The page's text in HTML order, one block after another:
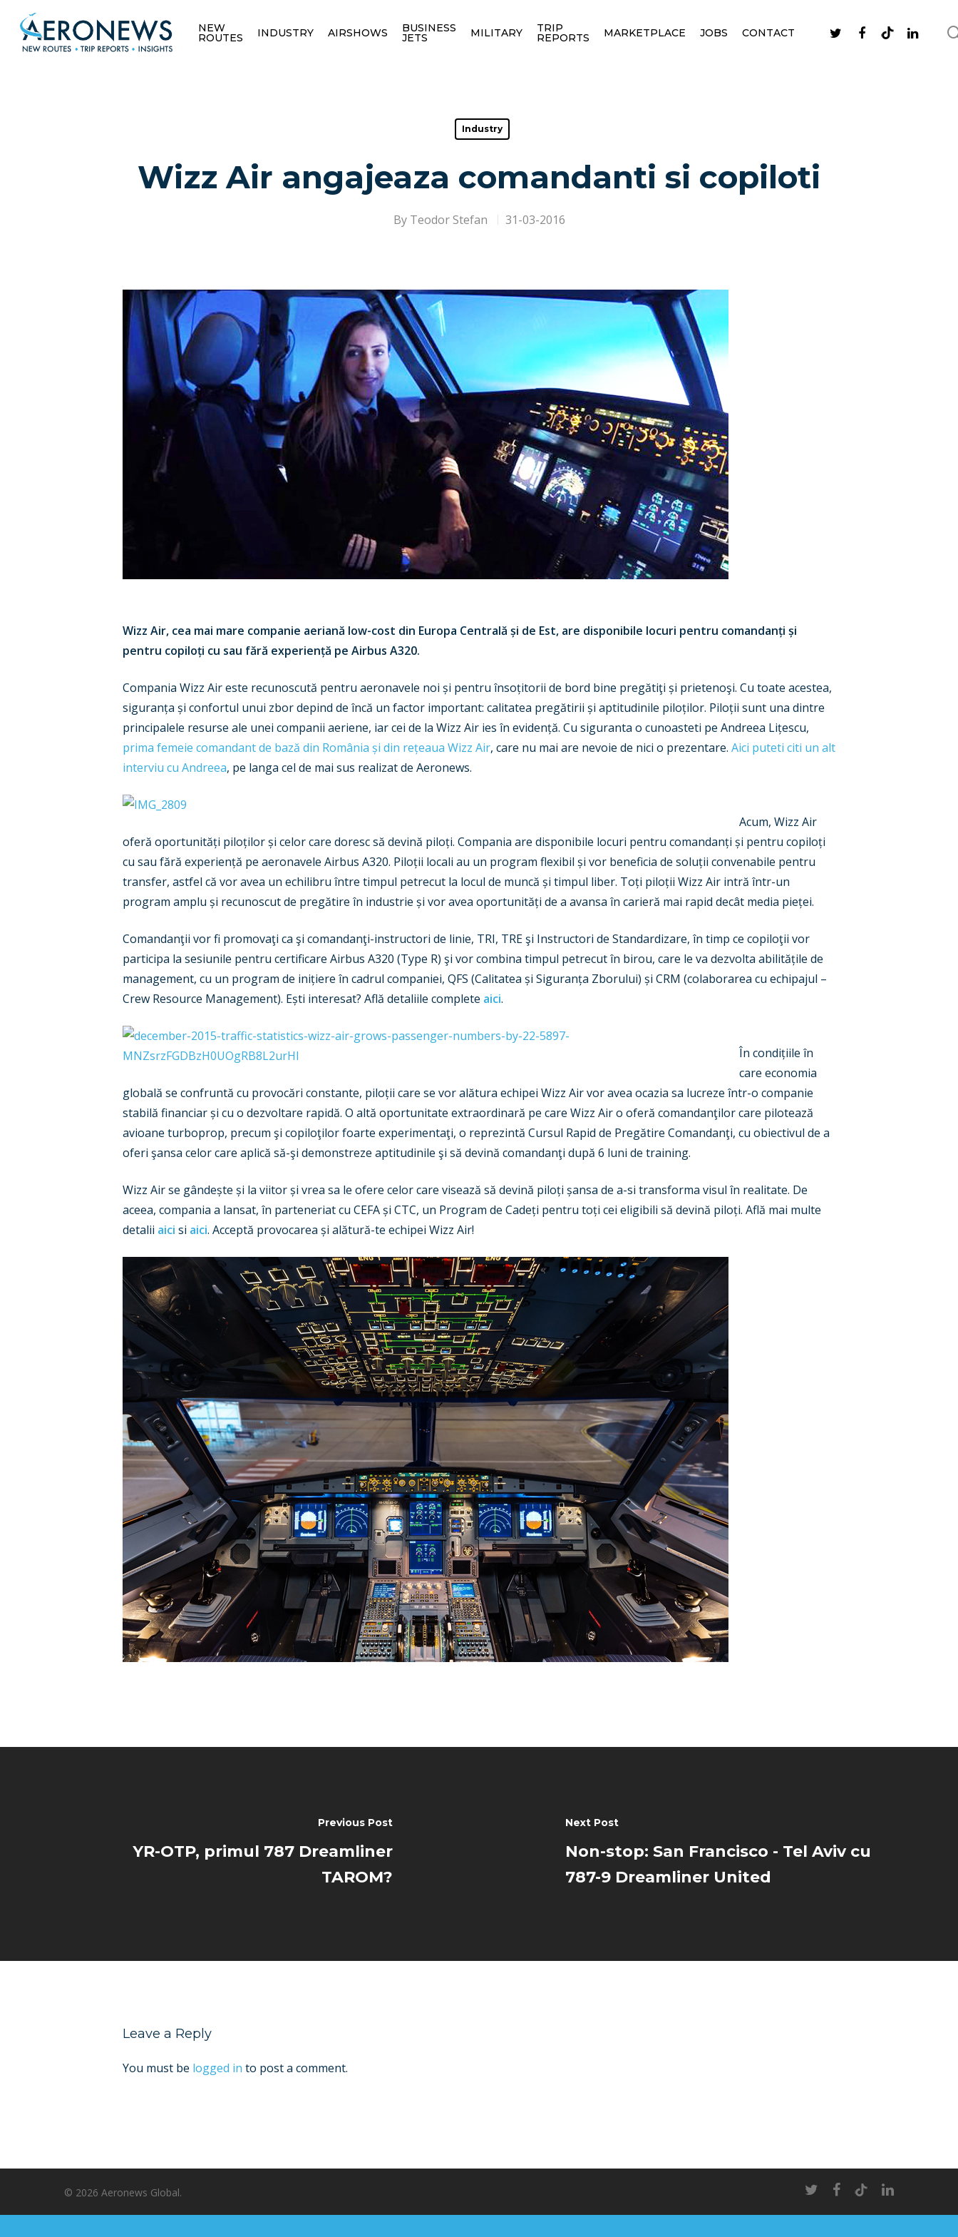
Hit enter to search or ESC to close
NEW
ROUTES INDUSTRY AIRSHOWS BUSINESS
JETS MILITARY TRIP
REPORTS MARKETPLACE JOBS CONTACT
Industry
Wizz Air angajeaza comandanti si copiloti
By Teodor Stefan 31-03-2016
Wizz Air, cea mai mare companie aeriană low-cost din Europa Centrală și de Est, are disponibile locuri pentru comandanți și
pentru copiloți cu sau fără experiență pe Airbus A320.
Compania Wizz Air este recunoscută pentru aeronavele noi și pentru însoțitorii de bord bine pregătiţi și prietenoşi. Cu toate acestea,
siguranța și confortul unui zbor depind de încă un factor important: calitatea pregătirii și aptitudinile piloților. Piloții sunt una dintre
principalele resurse ale unei companii aeriene, iar cei de la Wizz Air ies în evidență. Cu siguranta o cunoasteti pe Andreea Lițescu,
prima femeie comandant de bază din România și din rețeaua Wizz Air, care nu mai are nevoie de nici o prezentare. Aici puteti citi un alt
interviu cu Andreea, pe langa cel de mai sus realizat de Aeronews.
Acum, Wizz Air
oferă oportunități piloților și celor care doresc să devină piloți. Compania are disponibile locuri pentru comandanți și pentru copiloți
cu sau fără experiență pe aeronavele Airbus A320. Piloții locali au un program flexibil și vor beneficia de soluții convenabile pentru
transfer, astfel că vor avea un echilibru între timpul petrecut la locul de muncă și timpul liber. Toți piloții Wizz Air intră într-un
program amplu și recunoscut de pregătire în industrie și vor avea oportunități de a avansa în carieră mai rapid decât media pieței.
Comandanţii vor fi promovaţi ca şi comandanţi-instructori de linie, TRI, TRE şi Instructori de Standardizare, în timp ce copiloţii vor
participa la sesiunile pentru certificare Airbus A320 (Type R) şi vor combina timpul petrecut în birou, care le va dezvolta abilitățile de
management, cu un program de inițiere în cadrul companiei, QFS (Calitatea și Siguranța Zborului) și CRM (colaborarea cu echipajul –
Crew Resource Management). Ești interesat? Află detaliile complete aici.
În condițiile în
care economia
globală se confruntă cu provocări constante, piloții care se vor alătura echipei Wizz Air vor avea ocazia sa lucreze într-o companie
stabilă financiar și cu o dezvoltare rapidă. O altă oportunitate extraordinară pe care Wizz Air o oferă comandanţilor care pilotează
avioane turboprop, precum şi copiloţilor foarte experimentaţi, o reprezintă Cursul Rapid de Pregătire Comandanţi, cu obiectivul de a
oferi şansa celor care aplică să-şi demonstreze aptitudinile şi să devină comandanţi după 6 luni de training.
Wizz Air se gândește și la viitor și vrea sa le ofere celor care visează să devină piloți șansa de a-si transforma visul în realitate. De
aceea, compania a lansat, în parteneriat cu CEFA și CTC, un Program de Cadeți pentru toți cei eligibili să devină piloți. Află mai multe
detalii aici si aici. Acceptă provocarea și alătură-te echipei Wizz Air!
Previous Post
YR-OTP, primul 787 Dreamliner
TAROM?
Next Post
Non-stop: San Francisco - Tel Aviv cu
787-9 Dreamliner United
Leave a Reply
You must be logged in to post a comment.
© 2026 Aeronews Global.